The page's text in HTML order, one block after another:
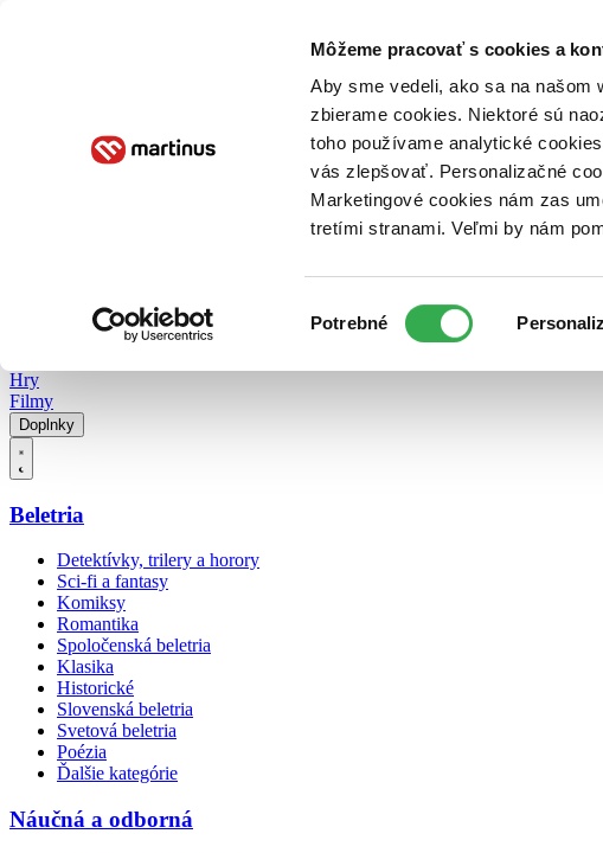
Môžeme pracovať s cookies a
Aby sme vedeli, ako sa na našom
zbierame cookies. Niektoré sú
toho používame analytické
vás zlepšovať. Personalizačné
Marketingové cookies nám zas
tretími stranami. Veľmi by nám
súhlasu
Potrebné
Poukážky Kontakt
Hry
Filmy
Doplnky
Beletria
Detektívky, trilery a horory
Sci-fi a fantasy
Komiksy
Romantika
Spoločenská beletria
Klasika
Historické
Slovenská beletria
Svetová beletria
Poézia
Ďalšie kategórie
Náučná a odborná